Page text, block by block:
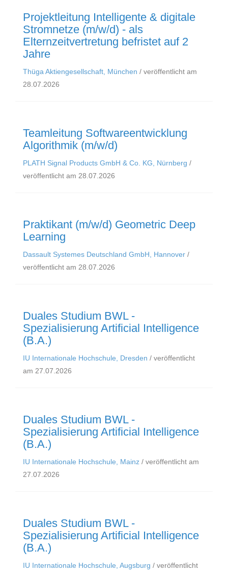
Projektleitung Intelligente & digitale
Stromnetze (m/w/d) - als
Elternzeitvertretung befristet auf 2
Jahre
Thüga Aktiengesellschaft, München / veröffentlicht am
28.07.2026
Teamleitung Softwareentwicklung
Algorithmik (m/w/d)
PLATH Signal Products GmbH & Co. KG, Nürnberg /
veröffentlicht am 28.07.2026
Praktikant (m/w/d) Geometric Deep
Learning
Dassault Systemes Deutschland GmbH, Hannover /
veröffentlicht am 28.07.2026
Duales Studium BWL -
Spezialisierung Artificial Intelligence
(B.A.)
IU Internationale Hochschule, Dresden / veröffentlicht
am 27.07.2026
Duales Studium BWL -
Spezialisierung Artificial Intelligence
(B.A.)
IU Internationale Hochschule, Mainz / veröffentlicht am
27.07.2026
Duales Studium BWL -
Spezialisierung Artificial Intelligence
(B.A.)
IU Internationale Hochschule, Augsburg / veröffentlicht